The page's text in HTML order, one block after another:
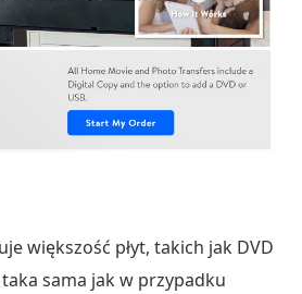
większość płyt, takich jak DVD
sama jak w przypadku